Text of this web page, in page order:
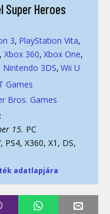
Super Heroes
3 PlayStation Vita
Xbox 360 Xbox One
Nintendo 3DS Wii U
Games
Bros. Games
15. PC
PS4, X360, X1, DS,
adatlapjára